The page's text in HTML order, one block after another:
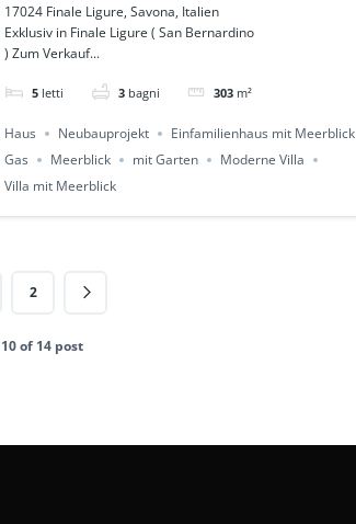
Pool und Garten in
FINALE LIGURE Ref.
791
17024 Finale Ligure, Savona, Italien
Exklusiv in Finale Ligure ( San Bernardino
) Zum Verkauf...
5 letti 3 bagni 303 m²
Haus Neubauprojekt
Einfamilienhaus mit Meerblick
Gas
Meerblick mit Garten
Moderne Villa
Villa mit Meerblick
2
of 14 post